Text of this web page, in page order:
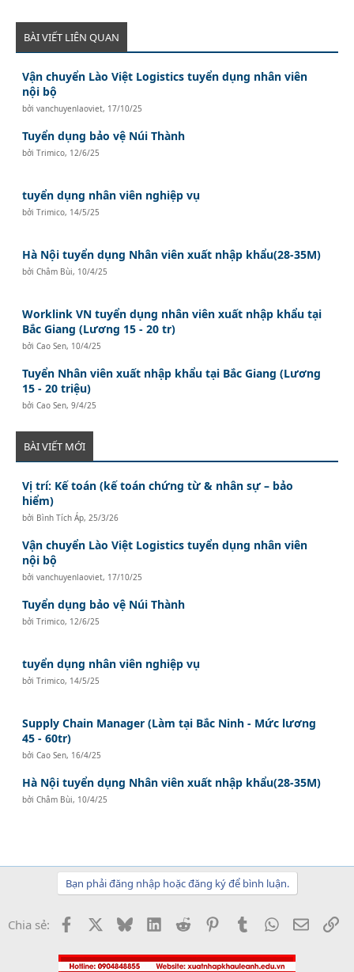
BÀI VIẾT LIÊN QUAN
Vận chuyển Lào Việt Logistics tuyển dụng nhân viên
nội bộ
bởivanchuyenlaoviet, 17/10/25
Tuyển dụng bảo vệ Núi Thành
bởiTrimico, 12/6/25
tuyển dụng nhân viên nghiệp vụ
bởiTrimico, 14/5/25
Hà Nội tuyển dụng Nhân viên xuất nhập khẩu(28-35M)
bởiChâm Bùi, 10/4/25
Worklink VN tuyển dụng nhân viên xuất nhập khẩu tại
Bắc Giang (Lương 15 - 20 tr)
bởiCao Sen, 10/4/25
Tuyển Nhân viên xuất nhập khẩu tại Bắc Giang (Lương
15 - 20 triệu)
bởiCao Sen,9/4/25
BÀI VIẾT MỚI
Vị trí: Kế toán (kế toán chứng từ & nhân sự – bảo
hiểm)
bởi Bình Tích Áp, 25/3/26
Vận chuyển Lào Việt Logistics tuyển dụng nhân viên
nội bộ
bởivanchuyenlaoviet, 17/10/25
Tuyển dụng bảo vệ Núi Thành
bởiTrimico, 12/6/25
tuyển dụng nhân viên nghiệp vụ
bởiTrimico, 14/5/25
Supply Chain Manager (Làm tại Bắc Ninh - Mức lương
45 - 60tr)
bởiCao Sen, 16/4/25
Hà Nội tuyển dụng Nhân viên xuất nhập khẩu(28-35M)
bởiChâm Bùi, 10/4/25
Bạn phải đăng nhập hoặc đăng ký để bình luận.
Chia sẻ: Facebook BlueskyLinkedInReddit PinterestTumblrWhatsApp
Email